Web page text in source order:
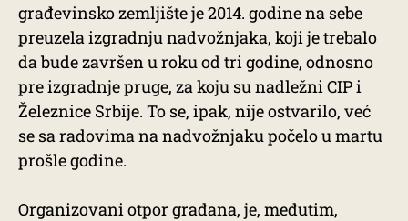
građevinsko zemljište je 2014. godine na sebe
preuzela izgradnju nadvožnjaka, koji je trebalo
da bude završen u roku od tri godine, odnosno
pre izgradnje pruge, za koju su nadležni CIP i
Železnice Srbije. To se, ipak, nije ostvarilo, već
se sa radovima na nadvožnjaku počelo u martu
prošle godine.
Organizovani otpor građana, je, međutim,